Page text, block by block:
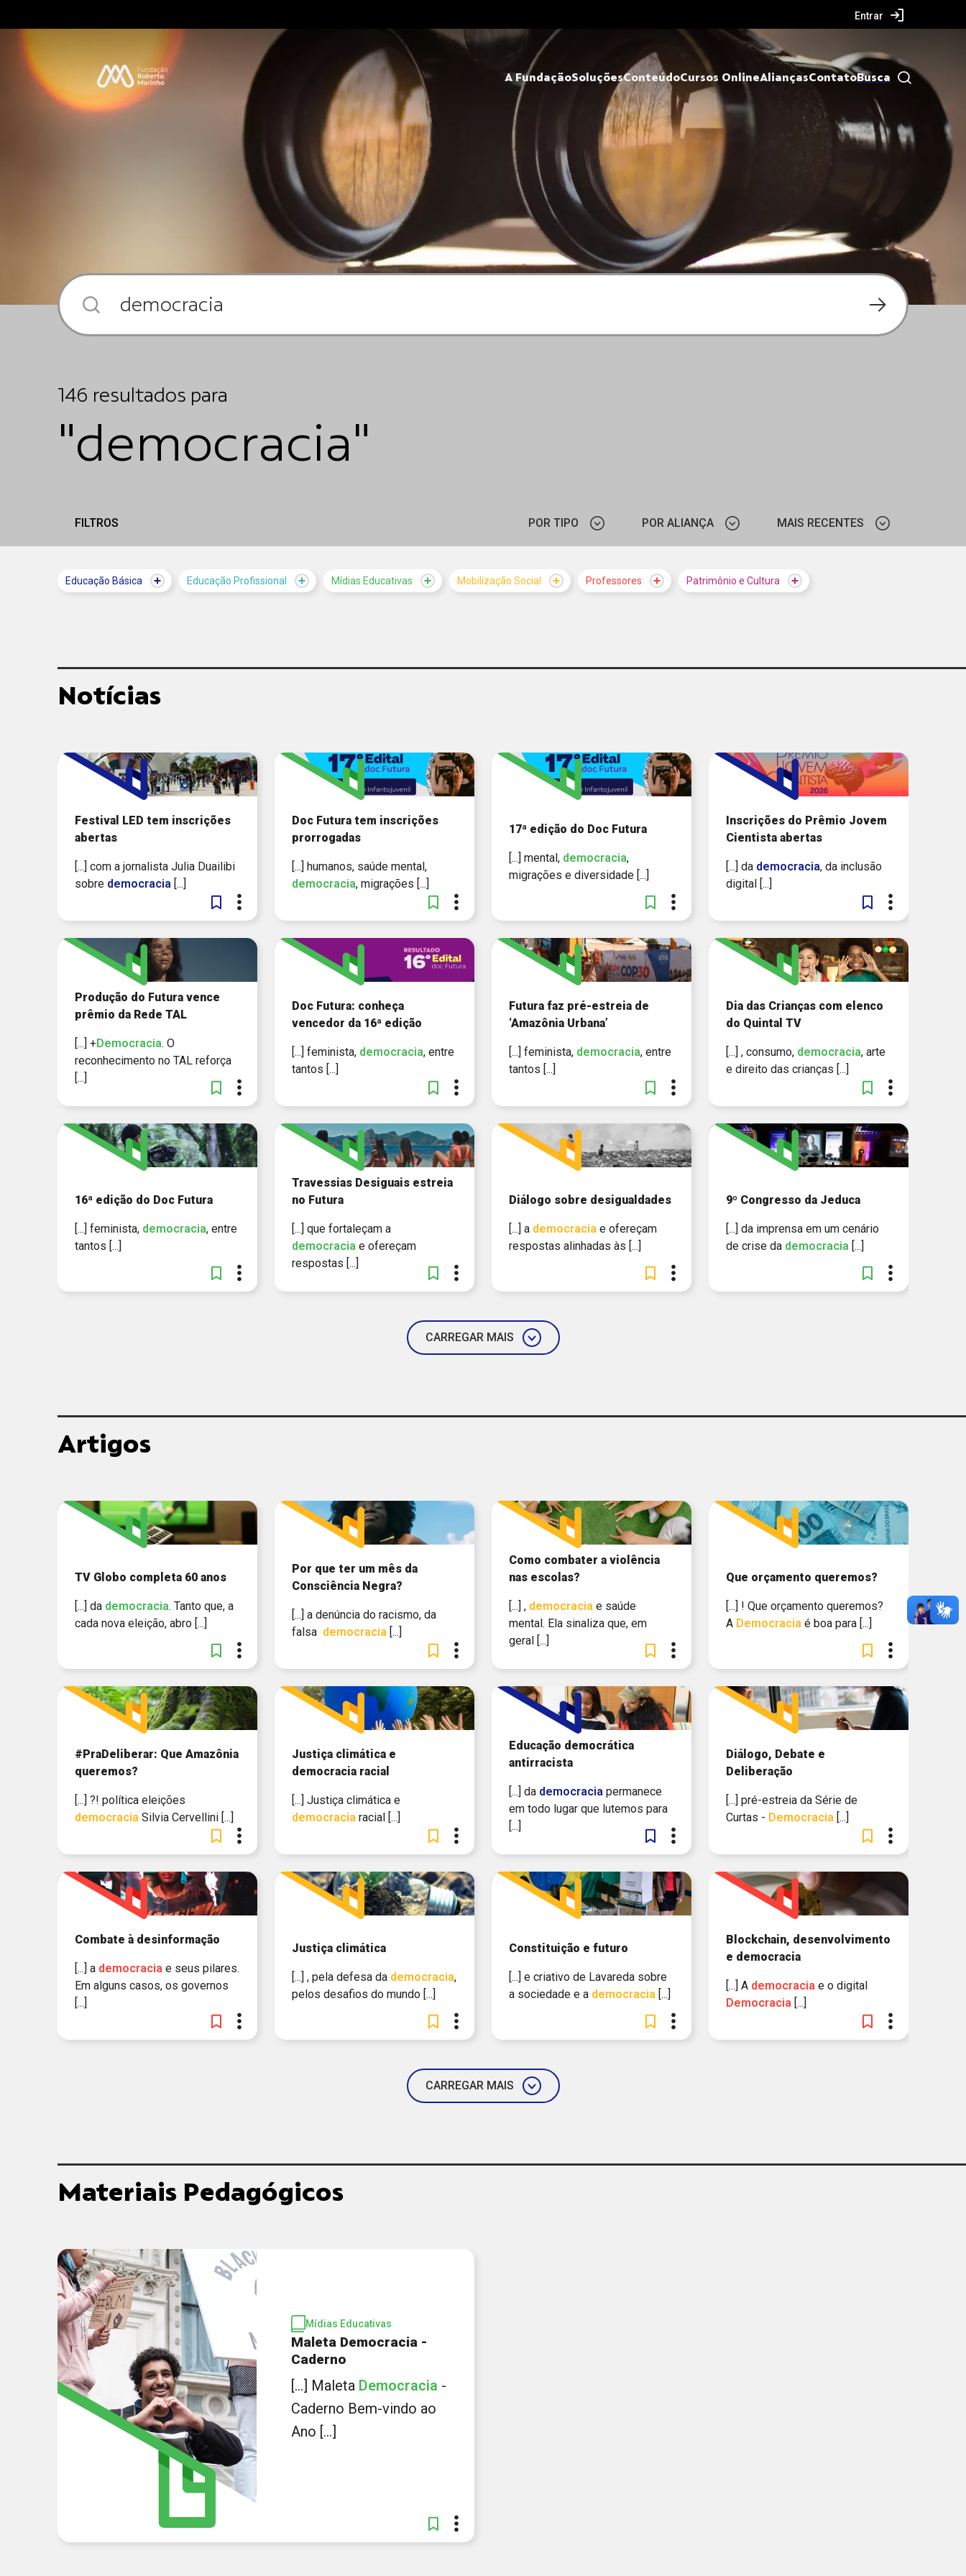
Entrar
A FundaçãoSoluçõesConteúdoCursos OnlineAliançasContatoBusca
146 resultados para
"democracia"
FILTROS POR TIPO
NOTÍCIA
VÍDEO
POR ALIANÇA
PAULO
UNICEF
GLOBO
MAIS RECENTES
Educação Básica Educação Profissional Mídias Educativas Mobilização Social Professores Patrimônio e Cultura
Notícias
Festival LED tem inscrições
abertas
[...] com a jornalista Julia Duailibi
sobre democracia [...]
Doc Futura tem inscrições
prorrogadas
[...] humanos, saúde mental,
democracia, migrações [...]
17ª edição do Doc Futura
[...] mental, democracia,
migrações e diversidade [...]
Inscrições do Prêmio Jovem
Cientista abertas
[...] da democracia, da inclusão
digital [...]
Produção do Futura vence
prêmio da Rede TAL
[...] +Democracia. O
reconhecimento no TAL reforça
[...]
Doc Futura: conheça
vencedor da 16ª edição
[...] feminista, democracia, entre
tantos [...]
Futura faz pré-estreia de
‘Amazônia Urbana’
[...] feminista, democracia, entre
tantos [...]
Dia das Crianças com elenco
do Quintal TV
[...] , consumo, democracia, arte
e direito das crianças [...]
16ª edição do Doc Futura
[...] feminista, democracia, entre
tantos [...]
Travessias Desiguais estreia
no Futura
[...] que fortaleçam a
democraciae ofereçam
respostas [...]
Diálogo sobre desigualdades
[...] a democraciae ofereçam
respostas alinhadas às [...]
9º Congresso da Jeduca
[...] da imprensa em um cenário
de crise da democracia[...]
CARREGAR MAIS
Artigos
TV Globo completa 60 anos
[...] da democracia. Tanto que, a
cada nova eleição, abro [...]
Por que ter um mês da
Consciência Negra?
[...] a denúncia do racismo, da
falsa democracia[...]
Como combater a violência
nas escolas?
[...] , democraciae saúde
mental. Ela sinaliza que, em
geral [...]
Que orçamento queremos?
[...] ! Que orçamento queremos?
A Democraciaé boa para [...]
#PraDeliberar: Que Amazônia
queremos?
[...] ?! política eleições
democracia Silvia Cervellini [...]
Justiça climática e
democracia racial
[...] Justiça climática e
democraciaracial [...]
Educação democrática
antirracista
[...] da democraciapermanece
em todo lugar que lutemos para
[...]
Diálogo, Debate e
Deliberação
[...] pré-estreia da Série de
Curtas - Democracia[...]
Combate à desinformação
[...] a democracia e seus pilares.
Em alguns casos, os governos
[...]
Justiça climática
[...] , pela defesa da democracia,
pelos desafios do mundo [...]
Constituição e futuro
[...] e criativo de Lavareda sobre
a sociedade e a democracia[...]
Blockchain, desenvolvimento
e democracia
[...] A democraciae o digital
Democracia[...]
CARREGAR MAIS
Materiais Pedagógicos
Mídias Educativas
Maleta Democracia -
Caderno
[...] Maleta Democracia -
Caderno Bem-vindo ao
Ano [...]